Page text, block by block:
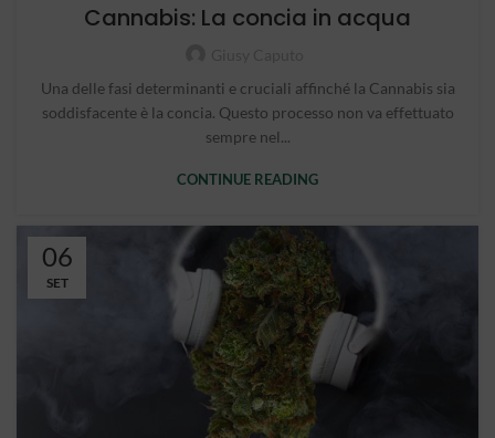
Cannabis: La concia in acqua
Una delle fasi determinanti e cruciali affinché la Cannabis sia
soddisfacente è la concia. Questo processo non va effettuato
sempre nel...
CONTINUE READING
06
SET